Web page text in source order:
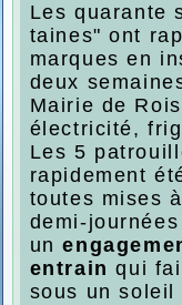
Les quarante
taines" ont
marques en
deux
Mairie de
électricité,
Les 5
rapidement
toutes mises
demi-
un
entrain qui
sous un soleil